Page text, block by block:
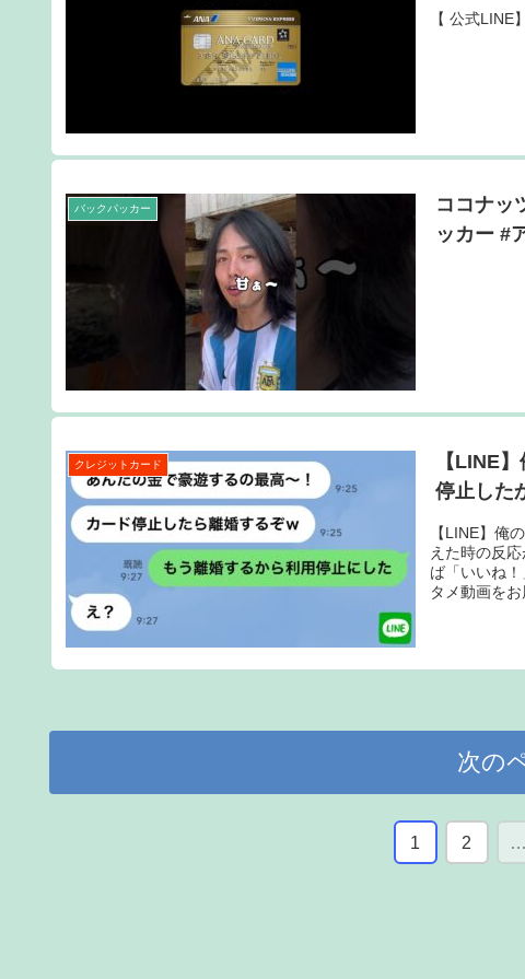
【 公式
バックパッカー
ココナッ
ッカー #
クレジットカード
【LINE
停止した
【LINE】俺
えた時の反
ば「いいね
タメ動画をお
次の
1 2 …